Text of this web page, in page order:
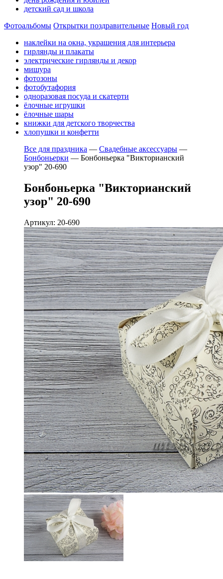
детский сад и школа
Фотоальбомы Открытки поздравительные Новый год
наклейки на окна, украшения для интерьера
гирлянды и плакаты
электрические гирлянды и декор
мишура
фотозоны
фотобутафория
одноразовая посуда и скатерти
ёлочные игрушки
ёлочные шары
книжки для детского творчества
хлопушки и конфетти
Все для праздника — Свадебные аксессуары —
Бонбоньерки — Бонбоньерка "Викторианский
узор" 20-690
Бонбоньерка "Викторианский
узор" 20-690
Артикул: 20-690